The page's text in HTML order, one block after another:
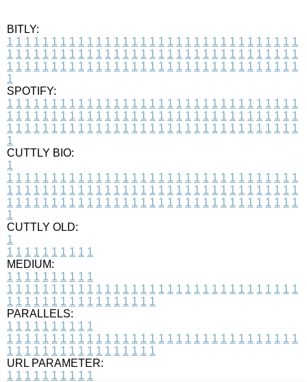
BITLY:
1 1 1 1 1 1 1 1 1 1 1 1 1 1 1 1 1 1 1 1 1 1 1 1 1 1 1 1 1 1 1 1 1
1 1 1 1 1 1 1 1 1 1 1 1 1 1 1 1 1 1 1 1 1 1 1 1 1 1 1 1 1 1 1 1 1
1 1 1 1 1 1 1 1 1 1 1 1 1 1 1 1 1 1 1 1 1 1 1 1 1 1 1 1 1 1 1 1 1
1
SPOTIFY:
1 1 1 1 1 1 1 1 1 1 1 1 1 1 1 1 1 1 1 1 1 1 1 1 1 1 1 1 1 1 1 1 1
1 1 1 1 1 1 1 1 1 1 1 1 1 1 1 1 1 1 1 1 1 1 1 1 1 1 1 1 1 1 1 1 1
1 1 1 1 1 1 1 1 1 1 1 1 1 1 1 1 1 1 1 1 1 1 1 1 1 1 1 1 1 1 1 1 1
1
CUTTLY BIO:
1
1 1 1 1 1 1 1 1 1 1 1 1 1 1 1 1 1 1 1 1 1 1 1 1 1 1 1 1 1 1 1 1 1
1 1 1 1 1 1 1 1 1 1 1 1 1 1 1 1 1 1 1 1 1 1 1 1 1 1 1 1 1 1 1 1 1
1 1 1 1 1 1 1 1 1 1 1 1 1 1 1 1 1 1 1 1 1 1 1 1 1 1 1 1 1 1 1 1 1
1
CUTTLY OLD:
1
1 1 1 1 1 1 1 1 1 1
MEDIUM:
1 1 1 1 1 1 1 1 1 1
1 1 1 1 1 1 1 1 1 1 1 1 1 1 1 1 1 1 1 1 1 1 1 1 1 1 1 1 1 1 1 1 1
1 1 1 1 1 1 1 1 1 1 1 1 1 1 1 1 1
PARALLELS:
1 1 1 1 1 1 1 1 1 1
1 1 1 1 1 1 1 1 1 1 1 1 1 1 1 1 1 1 1 1 1 1 1 1 1 1 1 1 1 1 1 1 1
1 1 1 1 1 1 1 1 1 1 1 1 1 1 1 1 1
URL PARAMETER:
1 1 1 1 1 1 1 1 1 1